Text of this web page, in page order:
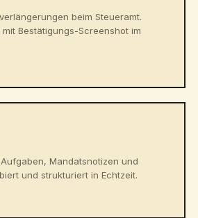
beim Steueramt.
Bestätigungs-Screenshot im
Mandats­notizen und
und strukturiert in Echtzeit.